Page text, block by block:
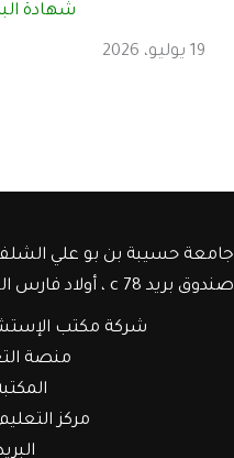
شهادة
19 يوليو، 2026
جامعة حسيبة بن بو علي
صندوق بريد c 78 ، أولاد فارس الشلف 02180، الجزائر
شركة مكتب
منصة
مركز